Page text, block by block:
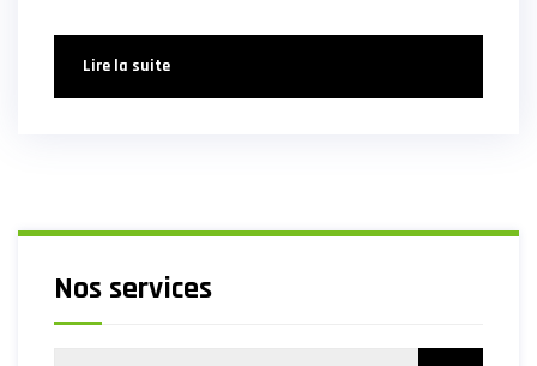
Lire la suite
Nos services